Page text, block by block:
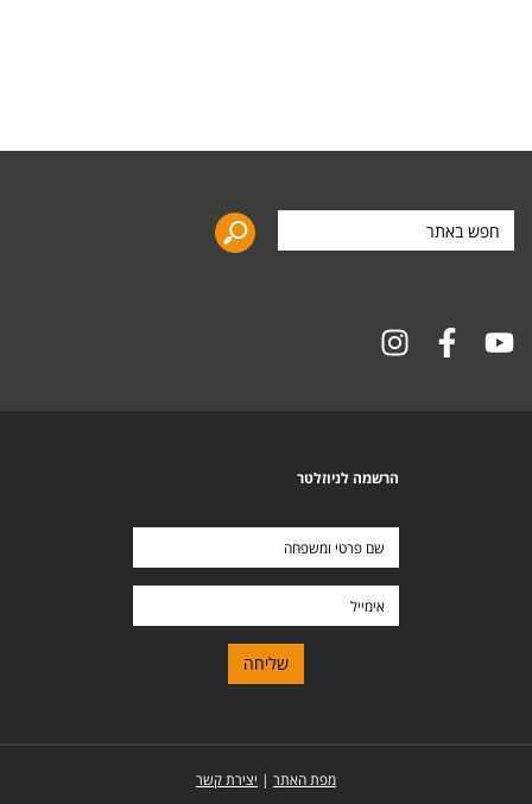
באתר
הרשמה לניוזלטר
מפת האתר | יצירת קשר